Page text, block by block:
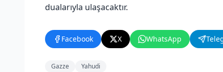
dualarıyla ulaşacaktır.
Facebook X WhatsApp
Gazze Yahudi